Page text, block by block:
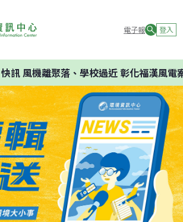
電子報 登入
快訊風機離聚落、學校過近 彰化福漢風電